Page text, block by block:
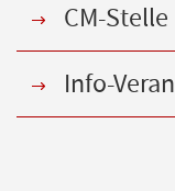
CM-Stelle
Info-